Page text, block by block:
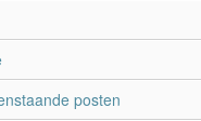
posten